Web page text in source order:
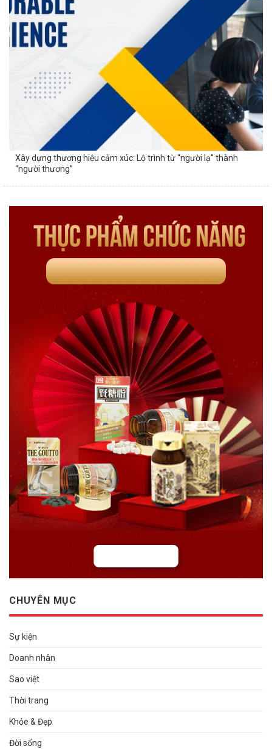
Xây dựng thương hiệu cảm xúc: Lộ trình từ “người lạ” thành
“người thương”
CHUYÊN MỤC
Sự kiện
Doanh nhân
Sao việt
Thời trang
Khỏe & Đẹp
Đời sống